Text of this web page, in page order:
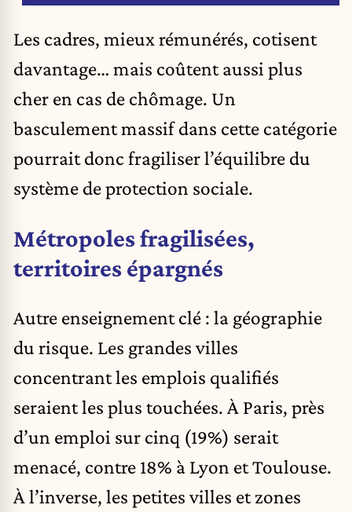
Les cadres, mieux rémunérés, cotisent
davantage… mais coûtent aussi plus
cher en cas de chômage. Un
basculement massif dans cette catégorie
pourrait donc fragiliser l’équilibre du
système de protection sociale.
Métropoles fragilisées,
territoires épargnés
Autre enseignement clé : la géographie
du risque. Les grandes villes
concentrant les emplois qualifiés
seraient les plus touchées. À Paris, près
d’un emploi sur cinq (19%) serait
menacé, contre 18% à Lyon et Toulouse.
À l’inverse, les petites villes et zones